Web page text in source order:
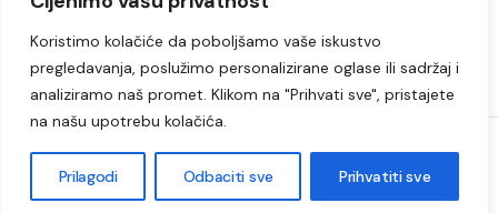
Koristimo kolačiće da poboljšamo vaše iskustvo
pregledavanja, poslužimo personalizirane oglase ili sadržaj i
analiziramo naš promet. Klikom na "Prihvati sve", pristajete
na našu upotrebu kolačića.
Prilagodi Odbaciti sve Prihvatiti sve
Lukavac Društvo Crna hronika
Sport
Kultura
Kolumne Slobodno vrijeme